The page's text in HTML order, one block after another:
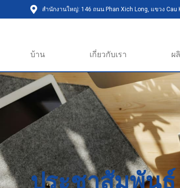
สำนักงานใหญ่: 146 ถนน Phan Xich Long, แขวง Cau
บ้าน เกี่ยวกับเรา ผ
ประชาสัมพันธ์